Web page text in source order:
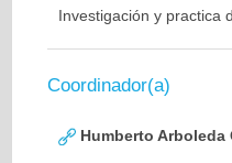
Investigación y practica
Coordinador(a)
Humberto Arboleda